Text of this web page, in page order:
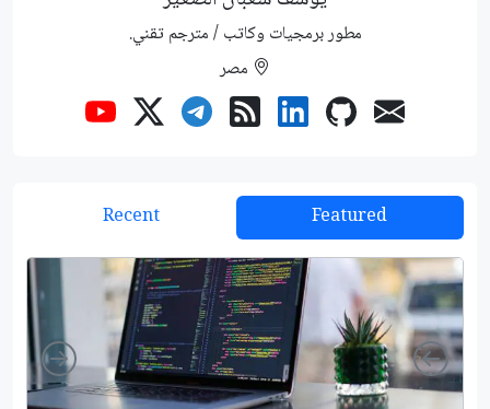
مطور برمجيات وكاتب / مترجم تقني.
مصر
Featured
Recent
Left